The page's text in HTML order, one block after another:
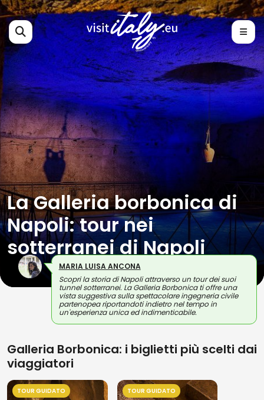
La Galleria borbonica di
Napoli: tour nei
sotterranei di Napoli
MARIA LUISA ANCONA
Scopri la storia di Napoli attraverso un tour dei suoi
tunnel sotterranei. La Galleria Borbonica ti offre una
vista suggestiva sulla spettacolare ingegneria civile
partenopea riportandoti indietro nel tempo in
un'esperienza unica ed indimenticabile.
Galleria Borbonica: i biglietti più scelti dai
viaggiatori
TOUR GUIDATO TOUR GUIDATO